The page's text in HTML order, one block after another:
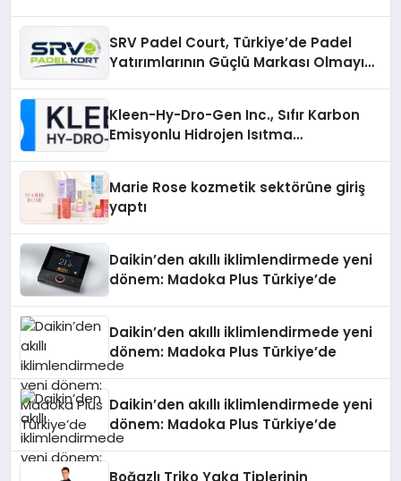
SRV Padel Court, Türkiye’de Padel
Yatırımlarının Güçlü Markası Olmayı
Kleen-Hy-Dro-Gen Inc., Sıfır Karbon
Emisyonlu Hidrojen Isıtma
Marie Rose kozmetik sektörüne giriş
yaptı
Daikin’den akıllı iklimlendirmede yeni
dönem: Madoka Plus Türkiye’de
Daikin’den akıllı iklimlendirmede yeni
dönem: Madoka Plus Türkiye’de
Daikin’den akıllı iklimlendirmede yeni
dönem: Madoka Plus Türkiye’de
Boğazlı Triko Yaka Tiplerinin